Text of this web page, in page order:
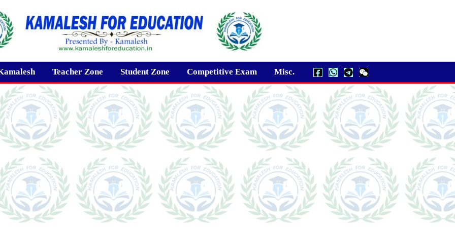
Teacher Zone Student Zone Competitive Exam Misc.